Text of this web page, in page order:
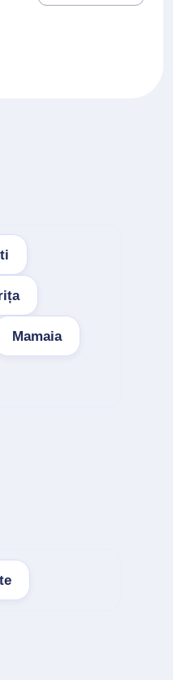
Mamaia